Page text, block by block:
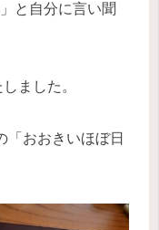
と自分に言い聞
ました。
「おおきいほぼ日